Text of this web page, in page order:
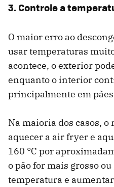
3. Controle a
O maior erro ao
usar temperaturas
acontece, o exterior
enquanto o interior
principalmente em
Na maioria dos casos, o
aquecer a air fryer e
160 °C por
o pão for mais grosso
temperatura e